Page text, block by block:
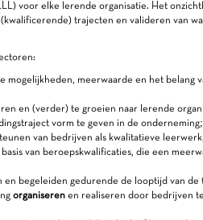
voor elke lerende organisatie. Het
trajecten en valideren van
mogelijkheden, meerwaarde en het belang
en (verder) te groeien naar lerende
vorm te geven in de onderneming;
van bedrijven als kwalitatieve
van beroepskwalificaties, die een
begeleiden gedurende de looptijd van de
organiserenen realiseren door bedrijven te